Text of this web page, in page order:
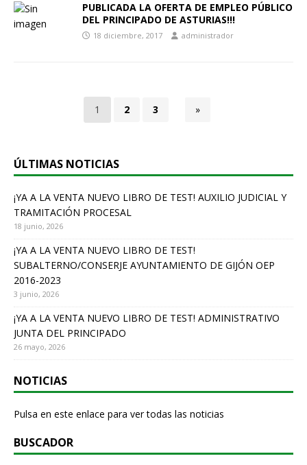
PUBLICADA LA OFERTA DE EMPLEO PÚBLICO
DEL PRINCIPADO DE ASTURIAS!!!
18 diciembre, 2017 administrador
1 2 3 »
ÚLTIMAS NOTICIAS
¡YA A LA VENTA NUEVO LIBRO DE TEST! AUXILIO JUDICIAL Y
TRAMITACIÓN PROCESAL
18 junio, 2026
¡YA A LA VENTA NUEVO LIBRO DE TEST!
SUBALTERNO/CONSERJE AYUNTAMIENTO DE GIJÓN OEP
2016-2023
3 junio, 2026
¡YA A LA VENTA NUEVO LIBRO DE TEST! ADMINISTRATIVO
JUNTA DEL PRINCIPADO
26 mayo, 2026
NOTICIAS
Pulsa en este enlace para ver todas las noticias
BUSCADOR